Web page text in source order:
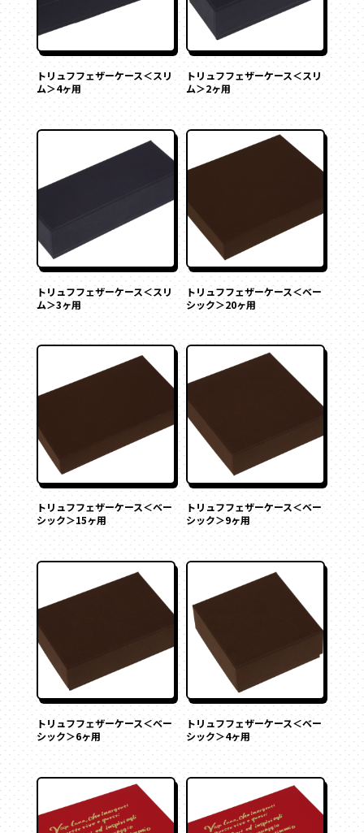
トリュフフェザーケース＜スリ
ム＞4ヶ用
トリュフフェザーケース＜スリ
ム＞2ヶ用
トリュフフェザーケース＜スリ
ム＞3ヶ用
トリュフフェザーケース＜ベー
シック＞20ヶ用
トリュフフェザーケース＜ベー
シック＞15ヶ用
トリュフフェザーケース＜ベー
シック＞9ヶ用
トリュフフェザーケース＜ベー
シック＞6ヶ用
トリュフフェザーケース＜ベー
シック＞4ヶ用